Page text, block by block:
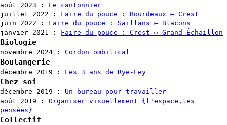
août 2023 :
Le cantonnier
juillet 2022
:
Faire du pouce : Bourdeaux ↦ Crest
juin 2022
:
Faire du pouce : Saillans ↦ Blacons
janvier 2021
: Faire du pouce : Crest ↦ Grand Échaillon
Biologie
novembre 2024 : Cordon ombilical
Boulangerie
décembre 2019 : Les 3 ans de Rye-Ley
Chez soi
décembre 2019 :
Un bureau pour travailler
août 2019
:
Organiser visuellement {l'espace,les
pensées}
Collectif